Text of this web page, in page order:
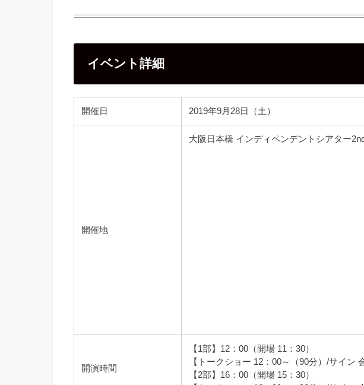
イベント詳細
開催日 2019年9月28日（土）
開催地
大阪日本橋 インディペンデントシアター
開演時間
【1部】12：00（開場 11：30）
【トークショー 12：00～（90分）/サイン
【2部】16：00（開場 15：30）